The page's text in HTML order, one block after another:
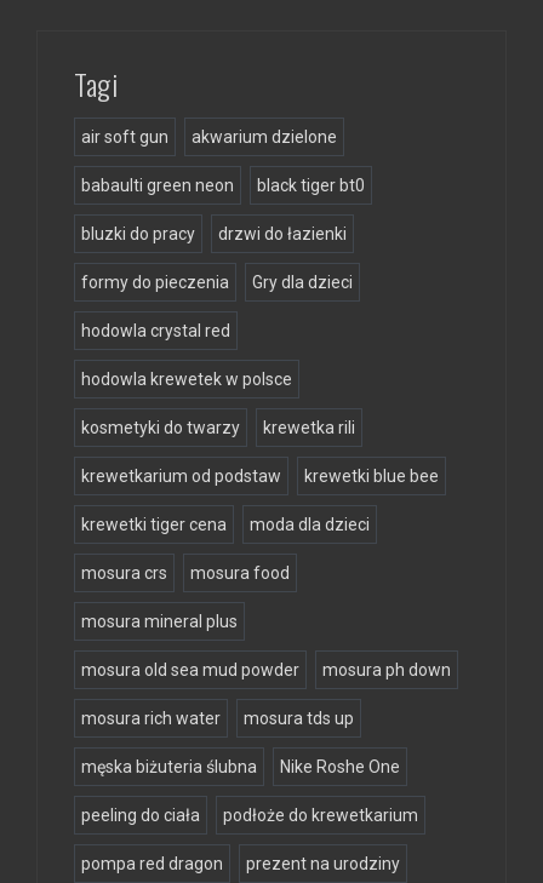
Tagi
air soft gun akwarium dzielone
babaulti green neon black tiger bt0
bluzki do pracy drzwi do łazienki
formy do pieczenia Gry dla dzieci
hodowla crystal red
hodowla krewetek w polsce
kosmetyki do twarzy krewetka rili
krewetkarium od podstaw krewetki blue bee
krewetki tiger cena moda dla dzieci
mosura crs mosura food
mosura mineral plus
mosura old sea mud powder mosura ph down
mosura rich water mosura tds up
męska biżuteria ślubna Nike Roshe One
peeling do ciała podłoże do krewetkarium
pompa red dragon prezent na urodziny